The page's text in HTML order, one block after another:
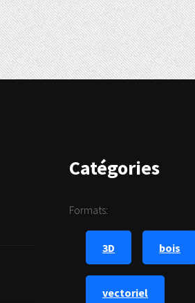
Catégories
Formats:
3D bois
vectoriel